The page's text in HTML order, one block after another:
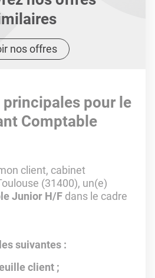
nos offres
pour le
Comptable
client, cabinet
(31400), un(e)
Junior H/F dans le cadre
suivantes :
client ;